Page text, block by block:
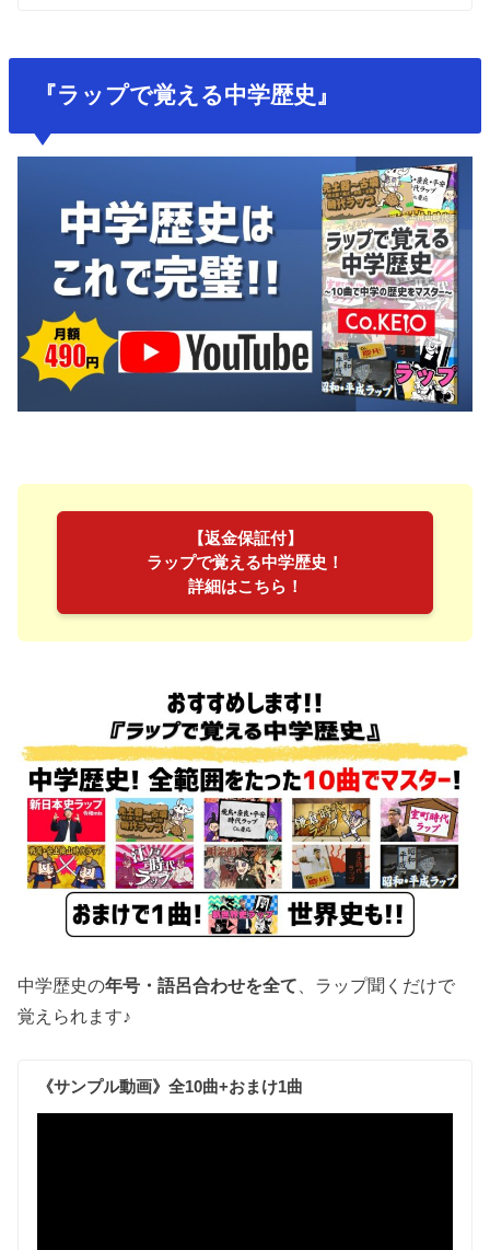
『ラップで覚える中学歴史』
【返金保証付】
ラップで覚える中学歴史！
詳細はこちら！
中学歴史の年号・語呂合わせを全て 、ラップ聞くだけで
覚えられます♪
《サンプル動画》全10曲+おまけ1曲